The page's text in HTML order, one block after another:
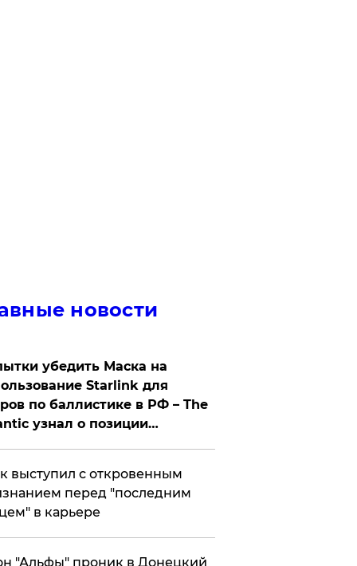
новости
убедить Маска на
Starlink для
по баллистике в РФ – The
узнал о позиции
выступил с откровенным
перед "последним
в карьере
"Альфы" проник в Донецкий